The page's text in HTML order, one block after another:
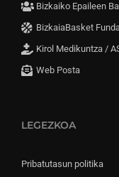
Bizkaiko Epaileen
BizkaiaBasket
Kirol Medikuntza /
Web Posta
LEGEZKOA
Pribatutasun politika